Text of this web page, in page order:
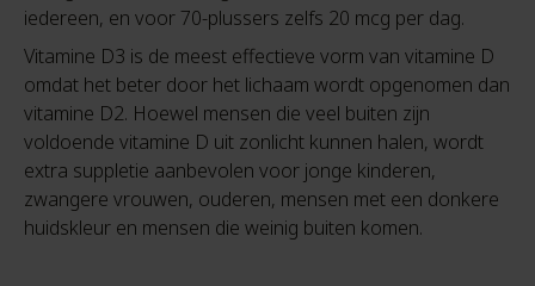
iedereen, en voor 70-plussers zelfs 20 mcg per dag.
Vitamine D3 is de meest effectieve vorm van vitamine D
omdat het beter door het lichaam wordt opgenomen dan
vitamine D2. Hoewel mensen die veel buiten zijn
voldoende vitamine D uit zonlicht kunnen halen, wordt
extra suppletie aanbevolen voor jonge kinderen,
zwangere vrouwen, ouderen, mensen met een donkere
huidskleur en mensen die weinig buiten komen.